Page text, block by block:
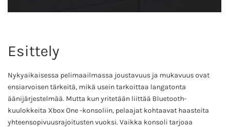
Esittely
Nykyaikaisessa pelimaailmassa joustavuus ja mukavuus ovat
ensiarvoisen tärkeitä, mikä usein tarkoittaa langatonta
äänijärjestelmää. Mutta kun yritetään liittää Bluetooth-
kuulokkeita Xbox One -konsoliin, pelaajat kohtaavat haasteita
yhteensopivuusrajoitusten vuoksi. Vaikka konsoli tarjoaa